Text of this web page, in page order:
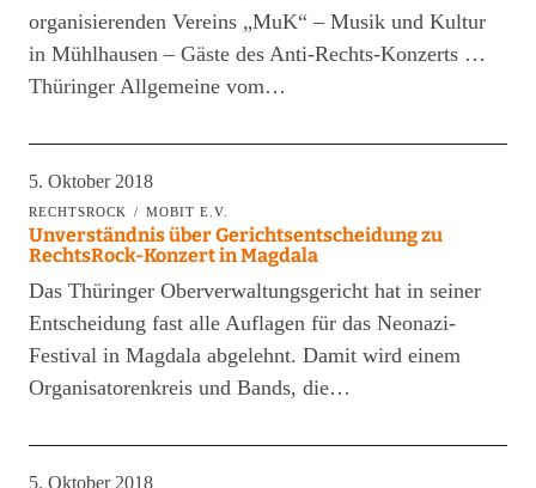
organisierenden Vereins „MuK“ – Musik und Kultur
in Mühlhausen – Gäste des Anti-Rechts-Konzerts …
Thüringer Allgemeine vom…
5. Oktober 2018
RECHTSROCK MOBIT E.V.
Unverständnis über Gerichtsentscheidung zu
RechtsRock-Konzert in Magdala
Das Thüringer Oberverwaltungsgericht hat in seiner
Entscheidung fast alle Auflagen für das Neonazi-
Festival in Magdala abgelehnt. Damit wird einem
Organisatorenkreis und Bands, die…
5. Oktober 2018